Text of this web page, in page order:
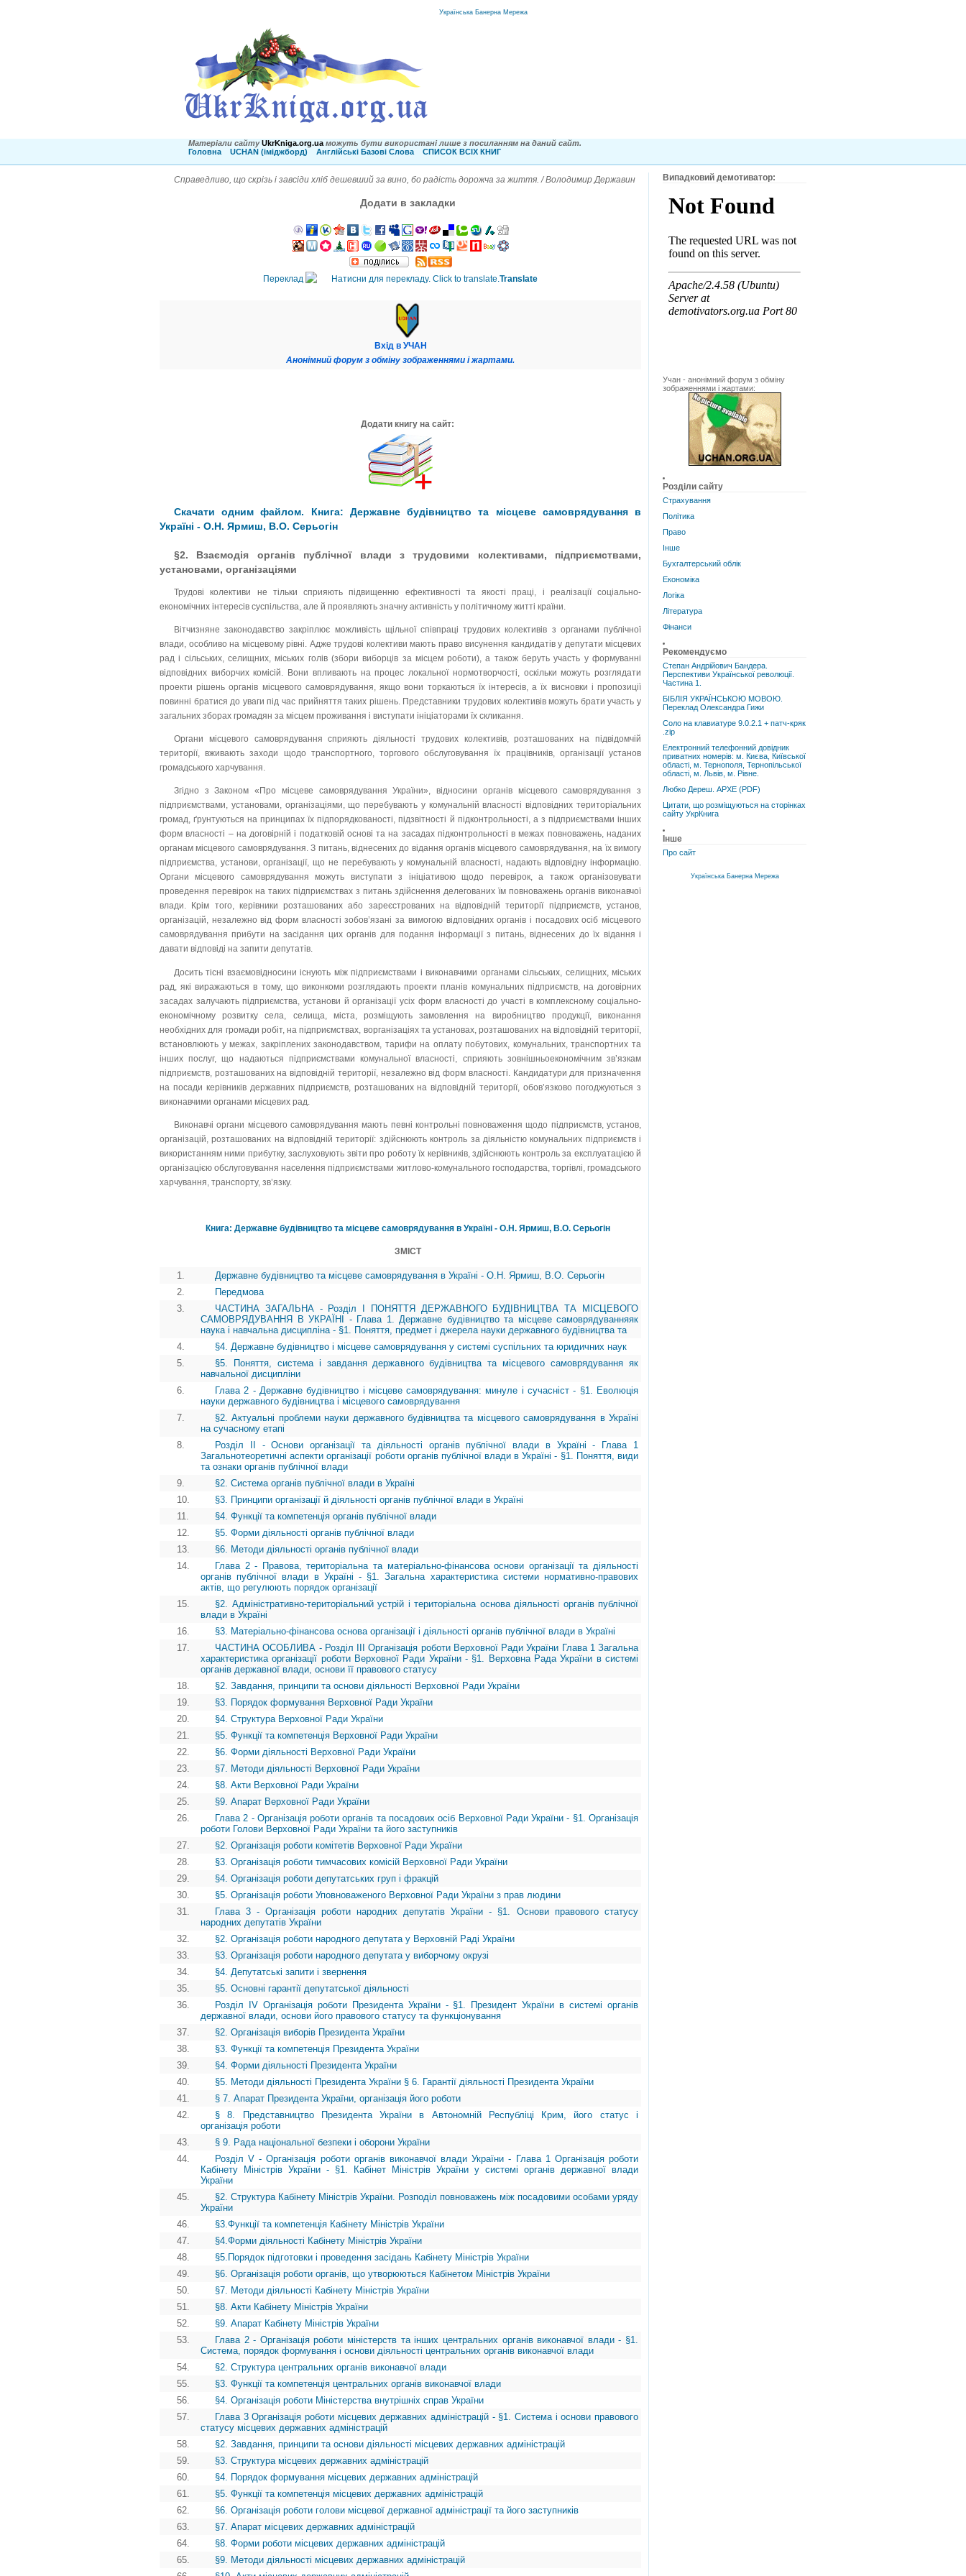
Українська Банерна Мережа
Матеріали сайту UkrKniga.org.ua можуть бути використані лише з посиланням на даний сайт.
Головна
UCHAN (іміджборд) Англійські Базові Слова СПИСОК ВСІХ КНИГ
Справедливо, що скрізь і завсіди хліб дешевший за вино, бо радість дорожча за життя. / Володимир Державин
Додати в закладки
Переклад Translate
Вхід в УЧАН
Анонімний форум з обміну зображеннями і жартами.
Додати книгу на сайт:
Скачати одним файлом. Книга: Державне будівництво та місцеве самоврядування в
Україні - О.Н. Ярмиш, В.О. Серьогін
§2. Взаємодія органів публічної влади з трудовими колективами, підприємствами,
установами, організаціями
Трудові колективи не тільки сприяють підвищенню ефективності та якості праці, і реалізації соціально-
економічних інтересів суспільства, але й проявляють значну активність у політичному житті країни.
Вітчизняне законодавство закріплює можливість щільної співпраці трудових колективів з органами публічної
влади, особливо на місцевому рівні. Адже трудові колективи мають право висунення кандидатів у депутати місцевих
рад і сільських, селищних, міських голів (збори виборців за місцем роботи), а також беруть участь у формуванні
відповідних виборчих комісій. Вони впливають на процес локальної нормотворчості, оскільки можуть розглядати
проекти рішень органів місцевого самоврядування, якщо вони торкаються їх інтересів, а їх висновки і пропозиції
повинні братися до уваги під час прийняття таких рішень. Представники трудових колективів можуть брати участь у
загальних зборах громадян за місцем проживання і виступати ініціаторами їх скликання.
Органи місцевого самоврядування сприяють діяльності трудових колективів, розташованих на підвідомчій
території, вживають заходи щодо транспортного, торгового обслуговування їх працівників, організації установ
громадського харчування.
Згідно з Законом «Про місцеве самоврядування України», відносини органів місцевого самоврядування з
підприємствами, установами, організаціями, що перебувають у комунальній власності відповідних територіальних
громад, ґрунтуються на принципах їх підпорядкованості, підзвітності й підконтрольності, а з підприємствами інших
форм власності – на договірній і податковій основі та на засадах підконтрольності в межах повноважень, наданих
органам місцевого самов­рядування. З питань, віднесених до відання органів місцевого самоврядування, на їх вимогу
підприємства, установи, організації, що не перебувають у комунальній власності, надають відповідну інформацію.
Органи місцевого самоврядування можуть виступати з ініціативою щодо перевірок, а також організовувати
проведення перевірок на таких підприємствах з питань здійснення делегованих їм повноважень органів виконавчої
влади. Крім того, керівники розташованих або зареєстрованих на відповідній території підприємств, установ,
організацій, незалежно від форм власності зобов’язані за вимогою відповідних органів і посадових осіб місцевого
самоврядування прибути на засідання цих органів для подання інформації з питань, віднесених до їх відання і
давати відповіді на запити депутатів.
Досить тісні взаємовідносини існують між підприємствами і виконавчими органами сільських, селищних, міських
рад, які виражаються в тому, що виконкоми розглядають проекти планів комунальних підприємств, на договірних
засадах залучають підприємства, установи й організації усіх форм власності до участі в комплексному соціально-
економічному розвитку села, селища, міста, розміщують замовлення на виробництво продукції, виконання
необхідних для громади робіт, на підприємствах, ворганізаціях та установах, розташованих на відповідній території,
встановлюють у межах, закріплених законодавством, тарифи на оплату побутових, комунальних, транспортних та
інших послуг, що надаються підприємствами комунальної власності, сприяють зовнішньоекономічним зв’язкам
підприємств, розташованих на відповідній території, незалежно від форм власності. Кандидатури для призначення
на посади керівників державних підприємств, розташованих на відповідній території, обов’язково погоджуються з
виконавчими органами місцевих рад.
Виконавчі органи місцевого самоврядування мають певні контрольні повноваження щодо підприємств, установ,
організацій, розташованих на відповідній території: здійснюють контроль за діяльністю комунальних підприємств і
використанням ними прибутку, заслуховують звіти про роботу їх керівників, здійснюють контроль за експлуатацією й
організацією обслуговування населення підприємствами житлово-комунального господарства, торгівлі, громадського
харчування, транспорту, зв’язку.
Книга: Державне будівництво та місцеве самоврядування в Україні - О.Н. Ярмиш, В.О. Серьогін
ЗМІСТ
1.
Державне будівництво та місцеве самоврядування в Україні - О.Н. Ярмиш, В.О. Серьогін
2.
Передмова
3.
ЧАСТИНА ЗАГАЛЬНА - Розділ І ПОНЯТТЯ ДЕРЖАВНОГО БУДІВНИЦТВА ТА МІСЦЕВОГО
САМОВРЯДУВАННЯ В УКРАЇНІ - Глава 1. Державне будівництво та місцеве самоврядуванняяк
наука і навчальна дисципліна - §1. Поняття, предмет і джерела науки державного будівництва та
4.
§4. Державне будівництво і місцеве самоврядування у системі суспільних та юридичних наук
5.
§5. Поняття, система і завдання державного будівництва та місцевого самоврядування як
навчальної дисципліни
6.
Глава 2 - Державне будівництво і місцеве самоврядування: минуле і сучасніст - §1. Еволюція
науки державного будівництва і місцевого самоврядування
7.
§2. Актуальні проблеми науки державного будівництва та місцевого самоврядування в Україні
на сучасному етапі
8.
Розділ II - Основи організації та діяльності органів публічної влади в Україні - Глава 1
Загальнотеоретичні аспекти організації роботи органів публічної влади в Україні - §1. Поняття, види
та ознаки органів публічної влади
9.
§2. Система органів публічної влади в Україні
10.
§3. Принципи організації й діяльності органів публічної влади в Україні
11.
§4. Функції та компетенція органів публічної влади
12.
§5. Форми діяльності органів публічної влади
13.
§6. Методи діяльності органів публічної влади
14.
Глава 2 - Правова, територіальна та матеріально-фінансова основи організації та діяльності
органів публічної влади в Україні - §1. Загальна характеристика системи нормативно-правових
актів, що регулюють порядок організації
15.
§2. Адміністративно-територіальний устрій і територіальна основа діяльності органів публічної
влади в Україні
16.
§3. Матеріально-фінансова основа організації і діяльності органів публічної влади в Україні
17.
ЧАСТИНА ОСОБЛИВА - Розділ ІІІ Організація роботи Верховної Ради України Глава 1 Загальна
характеристика організації роботи Верховної Ради України - §1. Верховна Рада України в системі
органів державної влади, основи її правового статусу
18.
§2. Завдання, принципи та основи діяльності Верховної Ради України
19.
§3. Порядок формування Верховної Ради України
20.
§4. Структура Верховної Ради України
21.
§5. Функції та компетенція Верховної Ради України
22.
§6. Форми діяльності Верховної Ради України
23.
§7. Методи діяльності Верховної Ради України
24.
§8. Акти Верховної Ради України
25.
§9. Апарат Верховної Ради України
26.
Глава 2 - Організація роботи органів та посадових осіб Верховної Ради України - §1. Організація
роботи Голови Верховної Ради України та його заступників
27.
§2. Організація роботи комітетів Верховної Ради України
28.
§3. Організація роботи тимчасових комісій Верховної Ради України
29.
§4. Організація роботи депутатських груп і фракцій
30.
§5. Організація роботи Уповноваженого Верховної Ради України з прав людини
31.
Глава 3 - Організація роботи народних депутатів України - §1. Основи правового статусу
народних депутатів України
32.
§2. Організація роботи народного депутата у Верховній Раді України
33.
§3. Організація роботи народного депутата у виборчому окрузі
34.
§4. Депутатські запити і звернення
35.
§5. Основні гарантії депутатської діяльності
36.
Розділ ІV Організація роботи Президента України - §1. Президент України в системі органів
державної влади, основи його правового статусу та функціонування
37.
§2. Організація виборів Президента України
38.
§3. Функції та компетенція Президента України
39.
§4. Форми діяльності Президента України
40.
§5. Методи діяльності Президента України § 6. Гарантії діяльності Президента України
41.
§ 7. Апарат Президента України, організація його роботи
42.
§ 8. Представництво Президента України в Автономній Республіці Крим, його статус і
організація роботи
43.
§ 9. Рада національної безпеки і оборони України
44.
Розділ V - Організація роботи органів виконавчої влади України - Глава 1 Організація роботи
Кабінету Міністрів України - §1. Кабінет Міністрів України у системі органів державної влади
України
45.
§2. Структура Кабінету Міністрів України. Розподіл повноважень між посадовими особами уряду
України
46.
§3.Функції та компетенція Кабінету Міністрів України
47.
§4.Форми діяльності Кабінету Міністрів України
48.
§5.Порядок підготовки і проведення засідань Кабінету Міністрів України
49.
§6. Організація роботи органів, що утворюються Кабінетом Міністрів України
50.
§7. Методи діяльності Кабінету Міністрів України
51.
§8. Акти Кабінету Міністрів України
52.
§9. Апарат Кабінету Міністрів України
53.
Глава 2 - Організація роботи міністерств та інших центральних органів виконавчої влади - §1.
Система, порядок формування і основи діяльності центральних органів виконавчої влади
54.
§2. Структура центральних органів виконавчої влади
55.
§3. Функції та компетенція центральних органів виконавчої влади
56.
§4. Організація роботи Міністерства внутрішніх справ України
57.
Глава 3 Організація роботи місцевих державних адміністрацій - §1. Система і основи правового
статусу місцевих державних адміністрацій
58.
§2. Завдання, принципи та основи діяльності місцевих державних адміністрацій
59.
§3. Структура місцевих державних адміністрацій
60.
§4. Порядок формування місцевих державних адміністрацій
61.
§5. Функції та компетенція місцевих державних адміністрацій
62.
§6. Організація роботи голови місцевої державної адміністрації та його заступників
63.
§7. Апарат місцевих державних адміністрацій
64.
§8. Форми роботи місцевих державних адміністрацій
65.
§9. Методи діяльності місцевих державних адміністрацій
Випадковий демотиватор:
Учан - анонімний форум з обміну
зображеннями і жартами:
Розділи сайту
Страхування
Політика
Право
Інше
Бухгалтерський облік
Економіка
Логіка
Література
Фінанси
Рекомендуємо
Степан Андрійович Бандера.
Перспективи Української революції.
Частина 1.
БІБЛІЯ УКРАЇНСЬКОЮ МОВОЮ.
Переклад Олександра Гижи
Соло на клавиатуре 9.0.2.1 + патч-кряк
.zip
Електронний телефонний довідник
приватних номерів: м. Києва, Київської
області, м. Тернополя, Тернопільської
області, м. Львів, м. Рівне.
Любко Дереш. АРХЕ (PDF)
Цитати, що розміщуються на сторінках
сайту УкрКнига
Інше
Про сайт
Українська Банерна Мережа